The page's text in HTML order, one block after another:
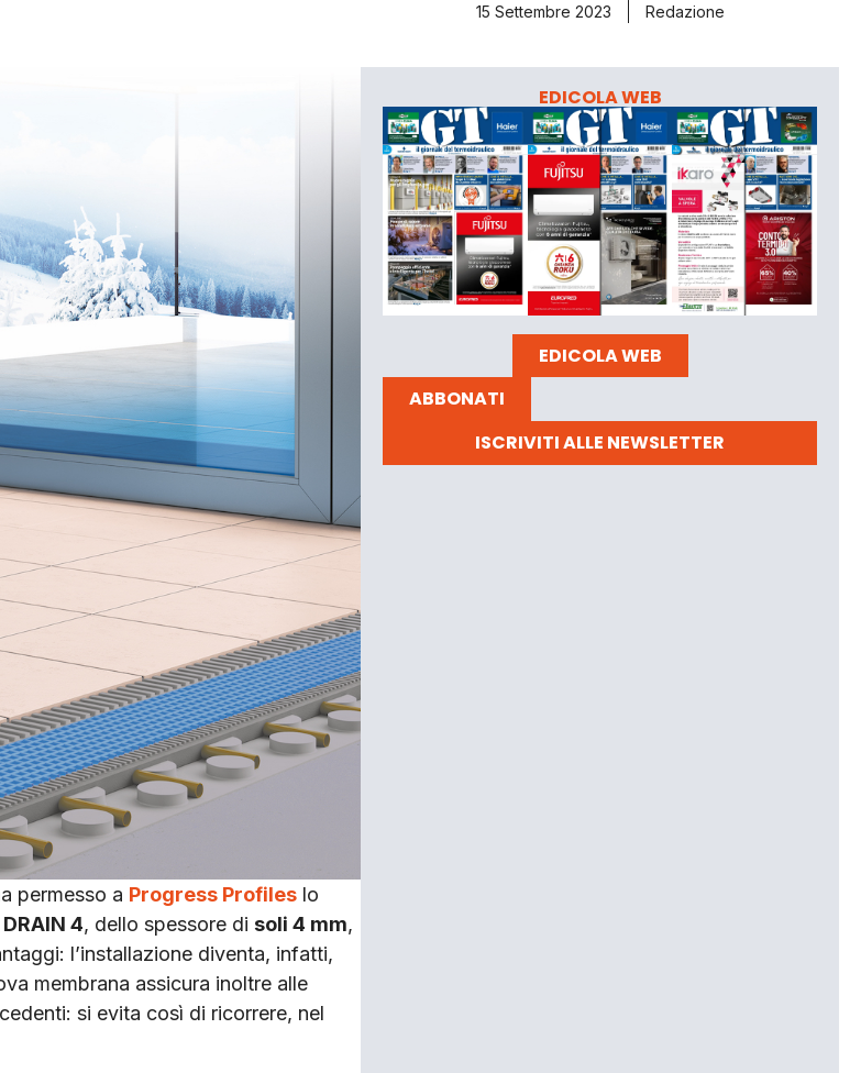
15 Settembre 2023
Redazione
permesso a Progress Profiles lo
4, dello spessore di soli 4 mm,
l’installazione diventa, infatti,
membrana assicura inoltre alle
si evita così di ricorrere, nel
EDICOLA WEB
EDICOLA WEB
ABBONATI
ISCRIVITI ALLE NEWSLETTER